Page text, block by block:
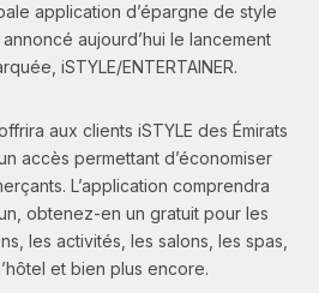
application d’épargne de style
aujourd’hui le lancement
iSTYLE/ENTERTAINER.
aux clients iSTYLE des Émirats
accès permettant d’économiser
L’application comprendra
obtenez-en un gratuit pour les
les activités, les salons, les spas,
et bien plus encore.